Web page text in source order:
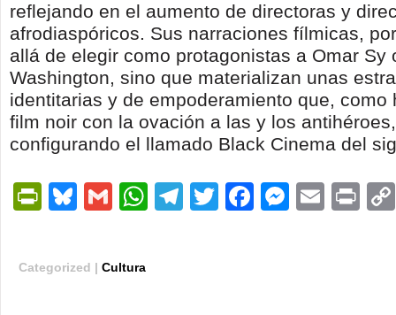
reflejando en el aumento de directoras y
afrodiaspóricos. Sus narraciones fílmicas,
allá de elegir como protagonistas a Omar Sy
Washington, sino que materializan unas
identitarias y de empoderamiento que, como
film noir con la ovación a las y los
configurando el llamado Black Cinema del
PrintFriendly
Bluesky
GmailWhatsApp
Telegram
TwitterFacebook
Email
Categorized | Cultura